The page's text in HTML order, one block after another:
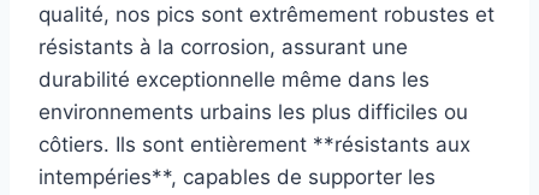
qualité, nos pics sont extrêmement robustes et
résistants à la corrosion, assurant une
durabilité exceptionnelle même dans les
environnements urbains les plus difficiles ou
côtiers. Ils sont entièrement **résistants aux
intempéries**, capables de supporter les